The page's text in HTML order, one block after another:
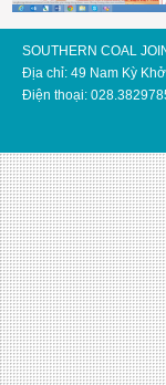
SOUTHERN COAL
Địa chỉ: 49 Nam Kỳ
Điện thoại: